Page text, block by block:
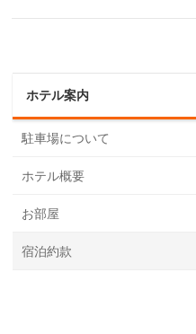
ホテル案内
駐車場について
ホテル概要
お部屋
宿泊約款